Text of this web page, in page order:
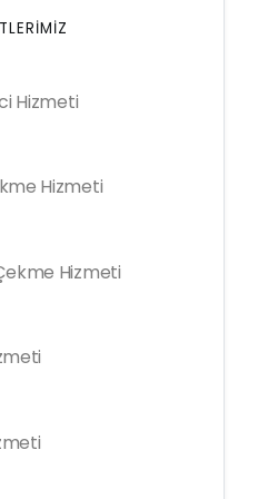
Hizmeti
Hizmeti
Hizmeti